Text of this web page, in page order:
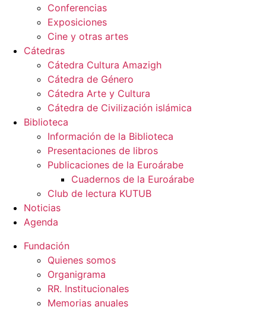
Conferencias
Exposiciones
Cine y otras artes
Cátedras
Cátedra Cultura Amazigh
Cátedra de Género
Cátedra Arte y Cultura
Cátedra de Civilización islámica
Biblioteca
Información de la Biblioteca
Presentaciones de libros
Publicaciones de la Euroárabe
Cuadernos de la Euroárabe
Club de lectura KUTUB
Noticias
Agenda
Fundación
Quienes somos
Organigrama
RR. Institucionales
Memorias anuales